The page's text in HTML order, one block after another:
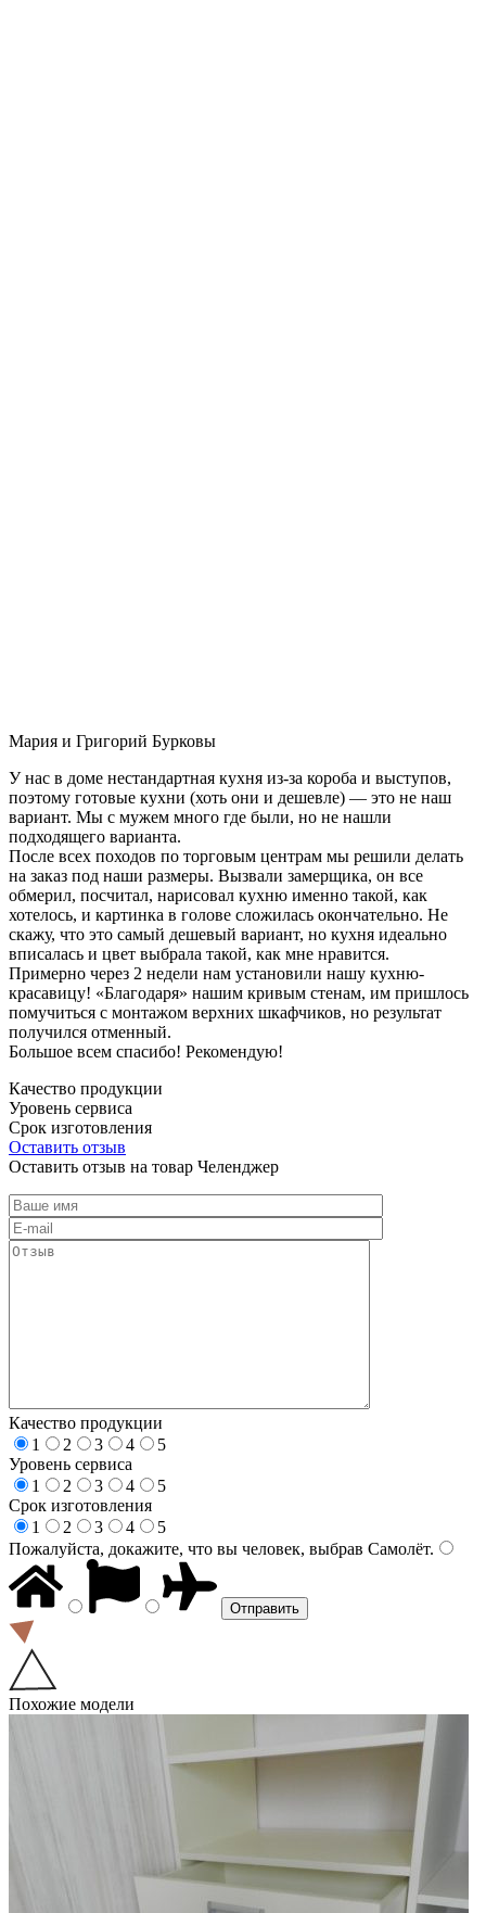
Мария и Григорий Бурковы
У нас в доме нестандартная кухня из-за короба и выступов,
поэтому готовые кухни (хоть они и дешевле) — это не наш
вариант. Мы с мужем много где были, но не нашли
подходящего варианта.
После всех походов по торговым центрам мы решили делать
на заказ под наши размеры. Вызвали замерщика, он все
обмерил, посчитал, нарисовал кухню именно такой, как
хотелось, и картинка в голове сложилась окончательно. Не
скажу, что это самый дешевый вариант, но кухня идеально
вписалась и цвет выбрала такой, как мне нравится.
Примерно через 2 недели нам установили нашу кухню-
красавицу! «Благодаря» нашим кривым стенам, им пришлось
помучиться с монтажом верхних шкафчиков, но результат
получился отменный.
Большое всем спасибо! Рекомендую!
Качество продукции
Уровень сервиса
Срок изготовления
Оставить отзыв
Оставить отзыв на товар Челенджер
Качество продукции
1
2 3 4
5
Уровень сервиса
1
2 3 4
5
Срок изготовления
1
2 3 4
5
Пожалуйста, докажите, что вы человек, выбрав Самолёт.
Похожие модели